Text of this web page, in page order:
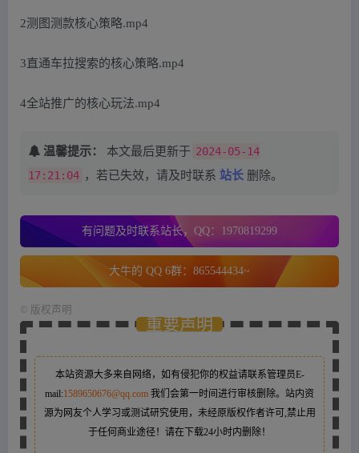
2测图测款核心策略.mp4
3直通车拉搜索的核心策略.mp4
4全站推广的核心玩法.mp4
温馨提示： 本文最后更新于 2024-05-14
17:21:04 ，若已失效，请及时联系 站长 删除。
有问题及时联系站长，QQ：1970819299
大牛的 QQ 6群：865544434~
版权声明
重要声明
本站资源大多来自网络，如有侵犯你的权益请联系管理员E-
mail:1589650676@qq.com 我们会第一时间进行审核删除。站内资
源为网友个人学习或测试研究使用，未经原版权作者许可,禁止用
于任何商业途径！请在下载24小时内删除！